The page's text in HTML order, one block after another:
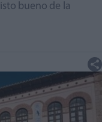
bueno de la